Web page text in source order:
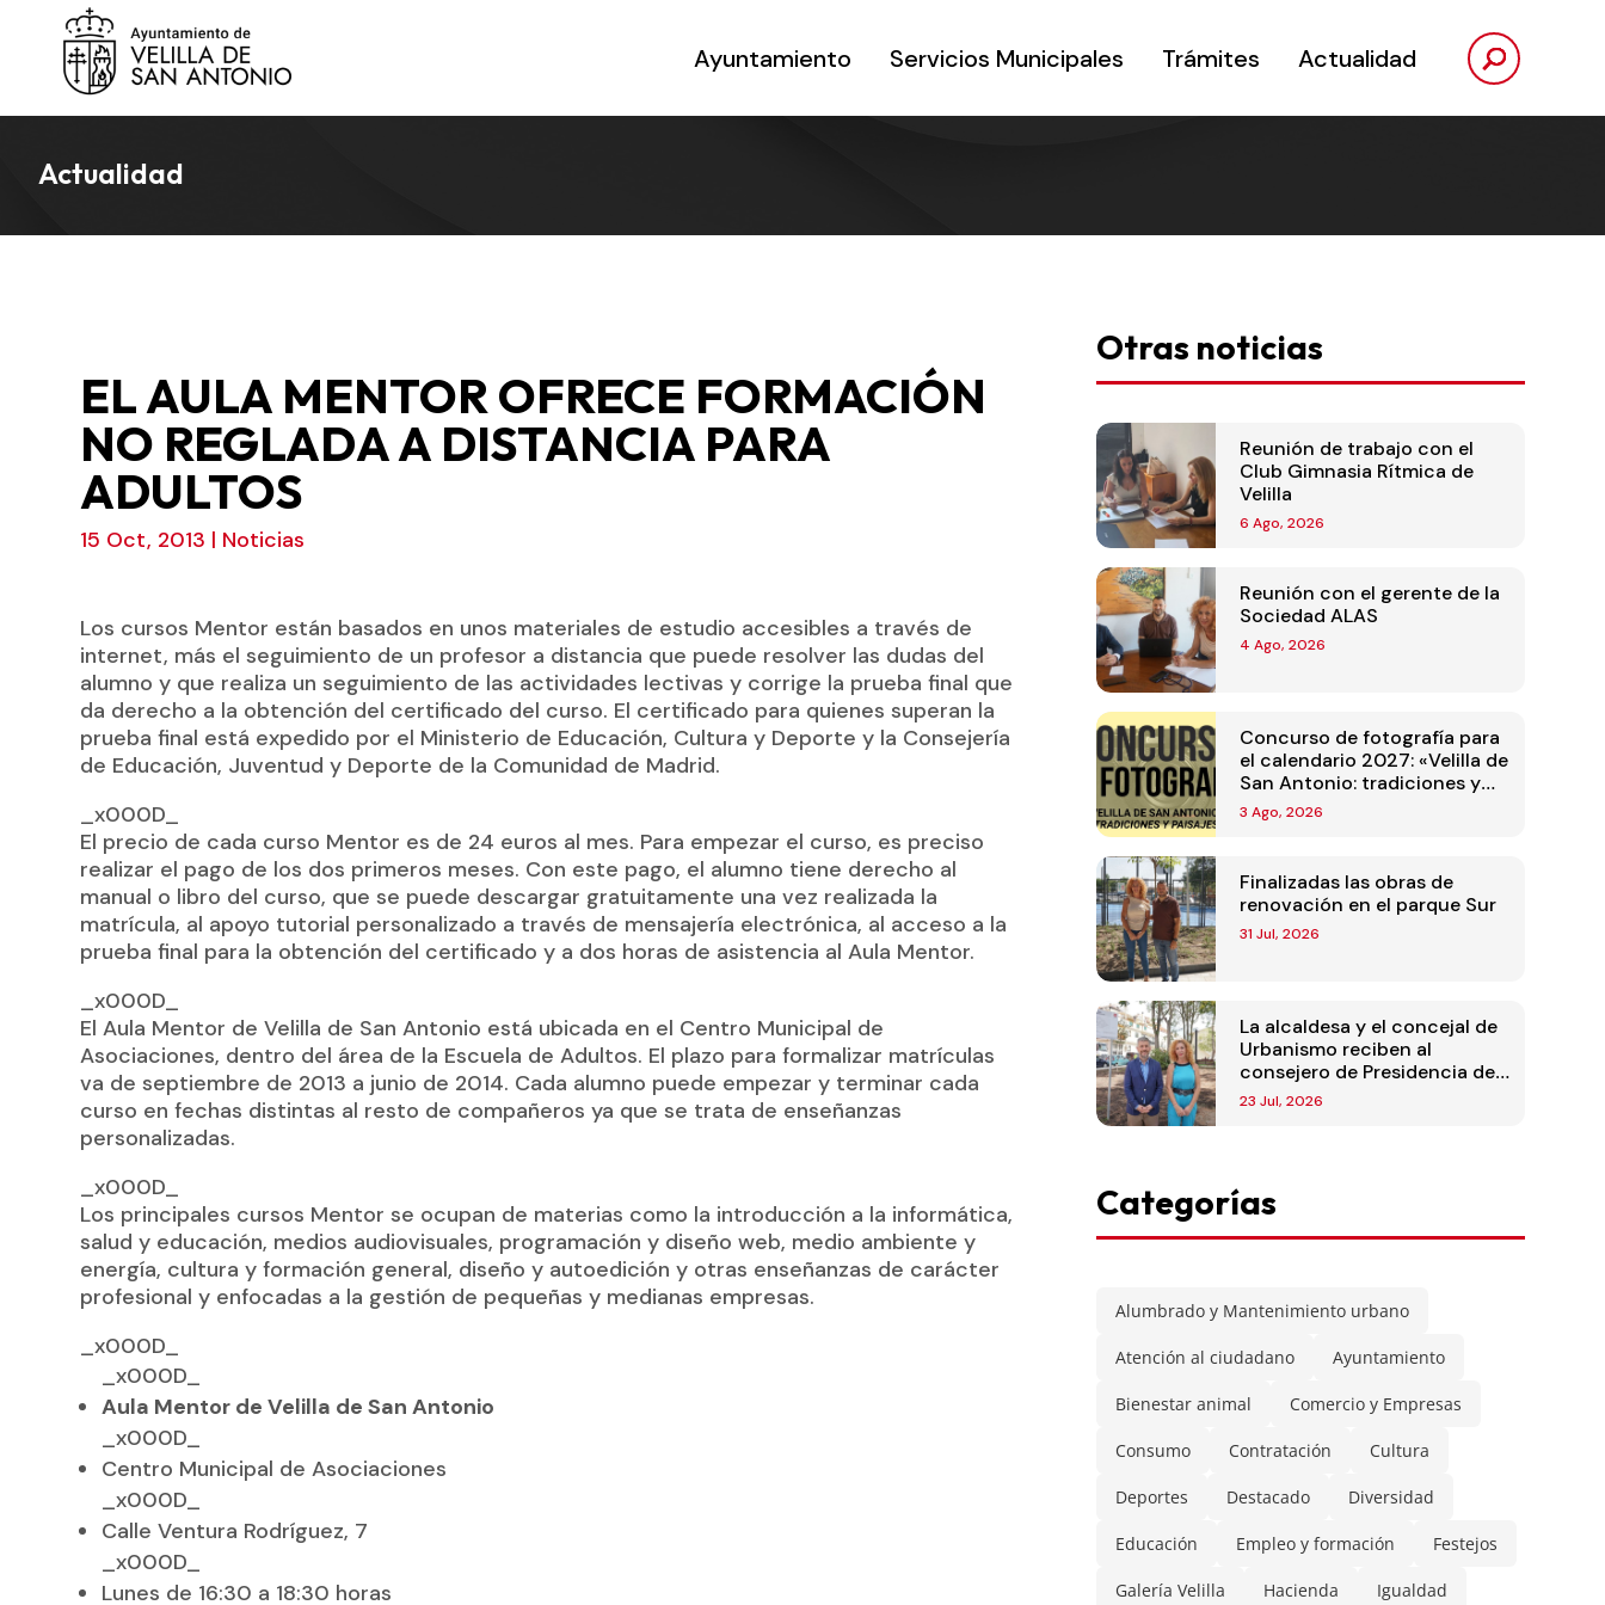
Ayuntamiento Servicios Municipales Trámites Actualidad
Actualidad
EL AULA MENTOR OFRECE FORMACIÓN
NO REGLADA A DISTANCIA PARA
ADULTOS
15 Oct, 2013 | Noticias
Los cursos Mentor están basados en unos materiales de estudio accesibles a través de
internet, más el seguimiento de un profesor a distancia que puede resolver las dudas del
alumno y que realiza un seguimiento de las actividades lectivas y corrige la prueba final que
da derecho a la obtención del certificado del curso. El certificado para quienes superan la
prueba final está expedido por el Ministerio de Educación, Cultura y Deporte y la Consejería
de Educación, Juventud y Deporte de la Comunidad de Madrid.
_x000D_
El precio de cada curso Mentor es de 24 euros al mes. Para empezar el curso, es preciso
realizar el pago de los dos primeros meses. Con este pago, el alumno tiene derecho al
manual o libro del curso, que se puede descargar gratuitamente una vez realizada la
matrícula, al apoyo tutorial personalizado a través de mensajería electrónica, al acceso a la
prueba final para la obtención del certificado y a dos horas de asistencia al Aula Mentor.
_x000D_
El Aula Mentor de Velilla de San Antonio está ubicada en el Centro Municipal de
Asociaciones, dentro del área de la Escuela de Adultos. El plazo para formalizar matrículas
va de septiembre de 2013 a junio de 2014. Cada alumno puede empezar y terminar cada
curso en fechas distintas al resto de compañeros ya que se trata de enseñanzas
personalizadas.
_x000D_
Los principales cursos Mentor se ocupan de materias como la introducción a la informática,
salud y educación, medios audiovisuales, programación y diseño web, medio ambiente y
energía, cultura y formación general, diseño y autoedición y otras enseñanzas de carácter
profesional y enfocadas a la gestión de pequeñas y medianas empresas.
_x000D_
_x000D_
Aula Mentor de Velilla de San Antonio
_x000D_
Centro Municipal de Asociaciones
_x000D_
Calle Ventura Rodríguez, 7
_x000D_
Lunes de 16:30 a 18:30 horas
Otras noticias
Reunión de trabajo con el
Club Gimnasia Rítmica de
Velilla
6 Ago, 2026
Reunión con el gerente de la
Sociedad ALAS
4 Ago, 2026
Concurso de fotografía para
el calendario 2027: «Velilla de
San Antonio: tradiciones y
paisajes»
3 Ago, 2026
Finalizadas las obras de
renovación en el parque Sur
31 Jul, 2026
La alcaldesa y el concejal de
Urbanismo reciben al
consejero de Presidencia de
la Comunidad de Madrid
23 Jul, 2026
Categorías
Alumbrado y Mantenimiento urbano
Atención al ciudadano Ayuntamiento
Bienestar animal Comercio y Empresas
Consumo Contratación Cultura
Deportes Destacado Diversidad
Educación Empleo y formación Festejos
Galería Velilla Hacienda Igualdad